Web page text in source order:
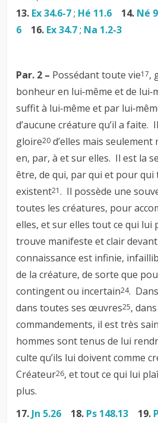
13. Ex 34.6-7; Hé 11.6 14. Né
6
16. Ex 34.7; Na 1.2-3
Par. 2 – Possédant toute vie17,
bonheur en lui‑même et de
suffit à lui‑même et par
d’aucune créature qu’il a faite.
gloire20 d’elles mais
en, par, à et sur elles. Il est la
être, de qui, par qui et pour qui
existent21. Il possède une
toutes les créatures, pour
elles, et sur elles tout ce qui lui
trouve manifeste et clair
connaissance est infinie,
de la créature, de sorte que
contingent ou incertain24.
dans toutes ses œuvres25,
commandements, il est très
hommes sont tenus de lui
culte qu’ils lui doivent comme
Créateur26, et tout ce qui lui
plus.
17.Jn 5.26 18. Ps 148.13 19.